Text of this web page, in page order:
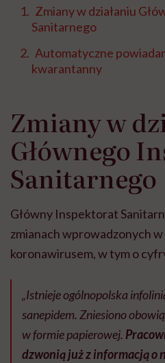
Zmiany w działaniu
Sanitarnego
Automatyczne
kwarantanny
Zmiany w
Głównego
Sanitarnego
Główny Inspektorat
zmianach wprowadzonych w
koronawirusem, w tym o
„Istnieje ogólnopolska
sanepidem. Zniesiono
w formie papierowej.
dzwonią już z informacją o